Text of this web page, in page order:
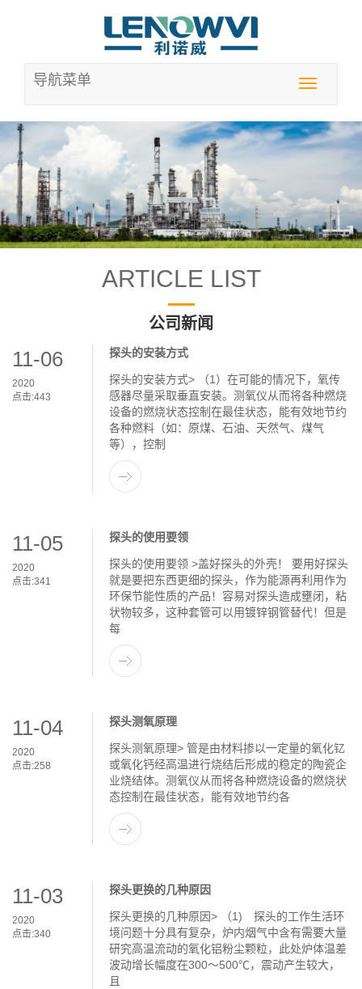
Toggle
导航菜单
ARTICLE LIST
公司新闻
11-06
2020
点击:443
探头的安装方式
探头的安装方式> （1）在可能的情况下，氧传
感器尽量采取垂直安装。测氧仪从而将各种燃烧
设备的燃烧状态控制在最佳状态，能有效地节约
各种燃料（如：原煤、石油、天然气、煤气
等），控制
11-05
2020
点击:341
探头的使用要领
探头的使用要领 >盖好探头的外壳！ 要用好探头
就是要把东西更细的探头，作为能源再利用作为
环保节能性质的产品！容易对探头造成壅闭，粘
状物较多，这种套管可以用镀锌钢管替代！但是
每
11-04
2020
点击:258
探头测氧原理
探头测氧原理> 管是由材料掺以一定量的氧化钇
或氧化钙经高温进行烧结后形成的稳定的陶瓷企
业烧结体。测氧仪从而将各种燃烧设备的燃烧状
态控制在最佳状态，能有效地节约各
11-03
2020
点击:340
探头更换的几种原因
探头更换的几种原因> （1) 探头的工作生活环
境问题十分具有复杂，炉内烟气中含有需要大量
研究高温流动的氧化铝粉尘颗粒，此处炉体温差
波动增长幅度在300～500℃，震动产生较大，
且